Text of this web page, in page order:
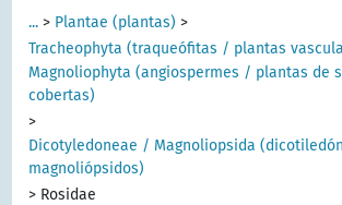
... > Plantae (plantas) >
Tracheophyta (traqueófitas / plantas
Magnoliophyta (angiospermes / plantas de
cobertas)
>
Dicotyledoneae / Magnoliopsida
magnoliópsidos)
> Rosidae